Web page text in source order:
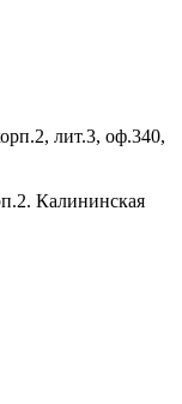
лит.3, оф.340,
Калининская